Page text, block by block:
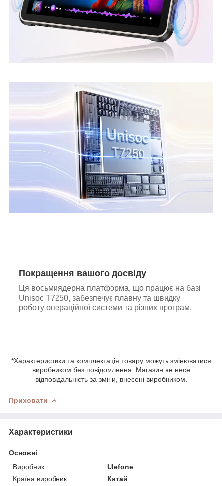
Покращення вашого досвіду
Ця восьмиядерна платформа, що працює на базі
Unisoc T7250, забезпечує плавну та швидку
роботу операційної системи та різних програм.
*Характеристики та комплектація товару можуть змінюватися
виробником без повідомлення. Магазин не несе
відповідальність за зміни, внесені виробником.
Приховати
Характеристики
Основні
Виробник
Ulefone
Країна виробник
Китай